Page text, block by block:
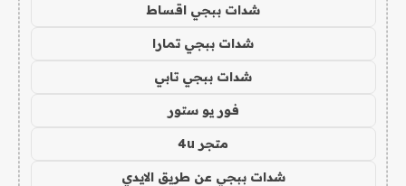
شدات ببجي اقساط
شدات ببجي تمارا
شدات ببجي تابي
فور يو ستور
متجر 4u
شدات ببجي عن طريق الايدي